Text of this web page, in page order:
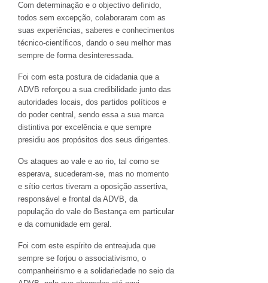
Com determinação e o objectivo definido,
todos sem excepção, colaboraram com as
suas experiências, saberes e conhecimentos
técnico-científicos, dando o seu melhor mas
sempre de forma desinteressada.
Foi com esta postura de cidadania que a
ADVB reforçou a sua credibilidade junto das
autoridades locais, dos partidos políticos e
do poder central, sendo essa a sua marca
distintiva por excelência e que sempre
presidiu aos propósitos dos seus dirigentes.
Os ataques ao vale e ao rio, tal como se
esperava, sucederam-se, mas no momento
e sítio certos tiveram a oposição assertiva,
responsável e frontal da ADVB, da
população do vale do Bestança em particular
e da comunidade em geral.
Foi com este espírito de entreajuda que
sempre se forjou o associativismo, o
companheirismo e a solidariedade no seio da